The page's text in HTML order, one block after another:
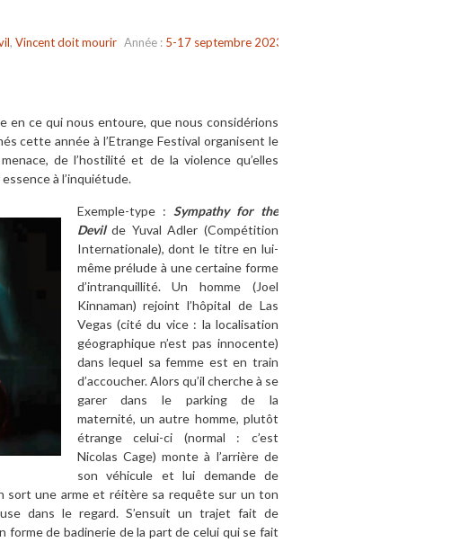
, Vincent doit mourir Année : 5-17 septembre 2023
en ce qui nous entoure, que nous considérions
cette année à l’Etrange Festival organisent le
de l’hostilité et de la violence qu’elles
à l’inquiétude.
Exemple-type : Sympathy for the
Devilde Yuval Adler (Compétition
Internationale), dont le titre en lui-
même prélude à une certaine forme
d’intranquillité. Un homme (Joel
Kinnaman) rejoint l’hôpital de Las
Vegas (cité du vice : la localisation
géographique n’est pas innocente)
dans lequel sa femme est en train
d’accoucher. Alors qu’il cherche à se
garer dans le parking de la
maternité, un autre homme, plutôt
étrange celui-ci (normal : c’est
Nicolas Cage) monte à l’arrière de
son véhicule et lui demande de
sort une arme et réitère sa requête sur un ton
dans le regard. S’ensuit un trajet fait de
forme de badinerie de la part de celui qui se fait